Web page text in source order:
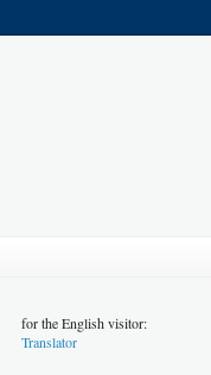
for the English visitor:
Translator